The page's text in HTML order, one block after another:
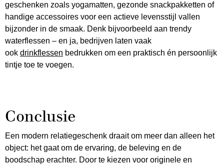
geschenken zoals yogamatten, gezonde snackpakketten of
handige accessoires voor een actieve levensstijl vallen
bijzonder in de smaak. Denk bijvoorbeeld aan trendy
waterflessen – en ja, bedrijven laten vaak
ook drinkflessen bedrukken om een praktisch én persoonlijk
tintje toe te voegen.
Conclusie
Een modern relatiegeschenk draait om meer dan alleen het
object: het gaat om de ervaring, de beleving en de
boodschap erachter. Door te kiezen voor originele en